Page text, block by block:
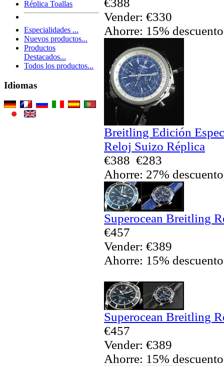
Réplica Toallas
Especialidades ...
Nuevos productos...
Productos
Destacados...
Todos los productos...
Idiomas
Vender: €330
Ahorre: 15% descuento
Breitling Edición
Reloj Suizo Réplica
€388 €283
Ahorre: 27% descuento
Superocean Breitling
€457
Vender: €389
Ahorre: 15% descuento
Superocean Breitling
€457
Vender: €389
Ahorre: 15% descuento